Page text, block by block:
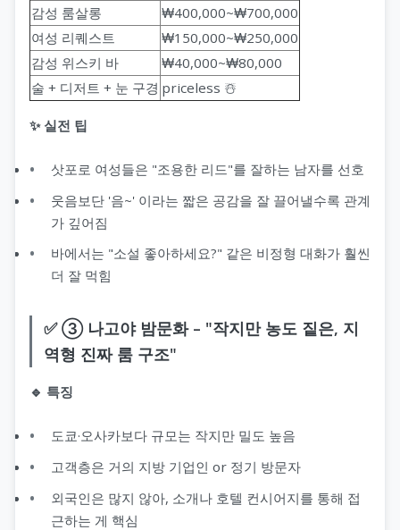
감성 룸살롱
₩400,000~₩700,000
여성 리퀘스트
₩150,000~₩250,000
감성 위스키 바
₩40,000~₩80,000
술 + 디저트 + 눈 구경 priceless ☃️
✨ 실전 팁
삿포로 여성들은 "조용한 리드"를 잘하는 남자를 선호
웃음보단 '음~' 이라는 짧은 공감을 잘 끌어낼수록 관계
가 깊어짐
바에서는 "소설 좋아하세요?" 같은 비정형 대화가 훨씬
더 잘 먹힘
✅ ③ 나고야 밤문화 – "작지만 농도 짙은, 지
역형 진짜 룸 구조"
🔹 특징
도쿄·오사카보다 규모는 작지만 밀도 높음
고객층은 거의 지방 기업인 or 정기 방문자
외국인은 많지 않아, 소개나 호텔 컨시어지를 통해 접
근하는 게 핵심